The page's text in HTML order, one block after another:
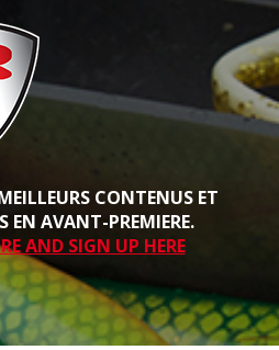
CONTENUS ET
EN AVANT-PREMIERE.
AND SIGN UP HERE